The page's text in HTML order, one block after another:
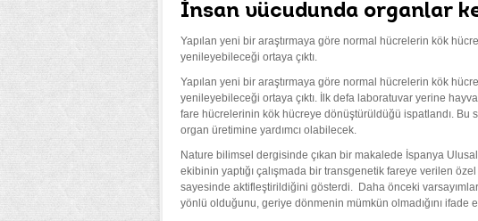
İnsan vücudunda organlar
Yapılan yeni bir araştırmaya göre normal hücrelerin kök
yenileyebileceği ortaya çıktı.
Yapılan yeni bir araştırmaya göre normal hücrelerin kök
yenileyebileceği ortaya çıktı. İlk defa laboratuvar yerine
fare hücrelerinin kök hücreye dönüştürüldüğü ispatlandı.
organ üretimine yardımcı olabilecek.
Nature bilimsel dergisinde çıkan bir makalede İspanya
ekibinin yaptığı çalışmada bir transgenetik fareye verilen
sayesinde aktifleştirildiğini gösterdi. Daha önceki
yönlü olduğunu, geriye dönmenin mümkün olmadığını ifade